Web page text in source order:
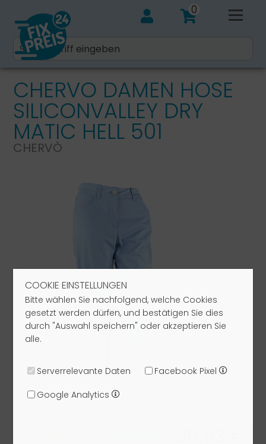
COOKIE EINSTELLUNGEN
Bitte wählen Sie nachfolgend, welche Cookies
gesetzt werden dürfen, und bestätigen Sie dies
durch "Auswahl speichern" oder akzeptieren Sie
alle.
Serverrelevante Daten
Facebook Pixel
Google Analytics
0
CHERVO DAMEN HOSE
SILICONVALLEY DRY
MATIC HELL 501
CHERVÒ